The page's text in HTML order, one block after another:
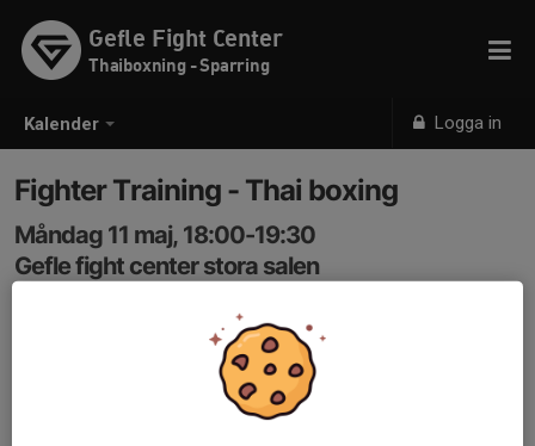
Kalender Logga in
Gefle Fight Center
Thaiboxning - Sparring
Fighter Training - Thai boxing
Måndag 11 maj, 18:00-19:30
Gefle fight center stora salen